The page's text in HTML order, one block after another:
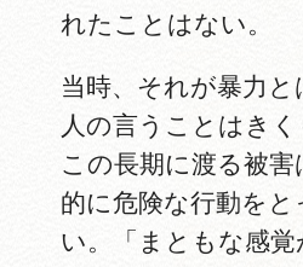
れたことはない。
当時、それが暴力
人の言うことはき
この長期に渡る被
的に危険な行動を
い。「まともな感